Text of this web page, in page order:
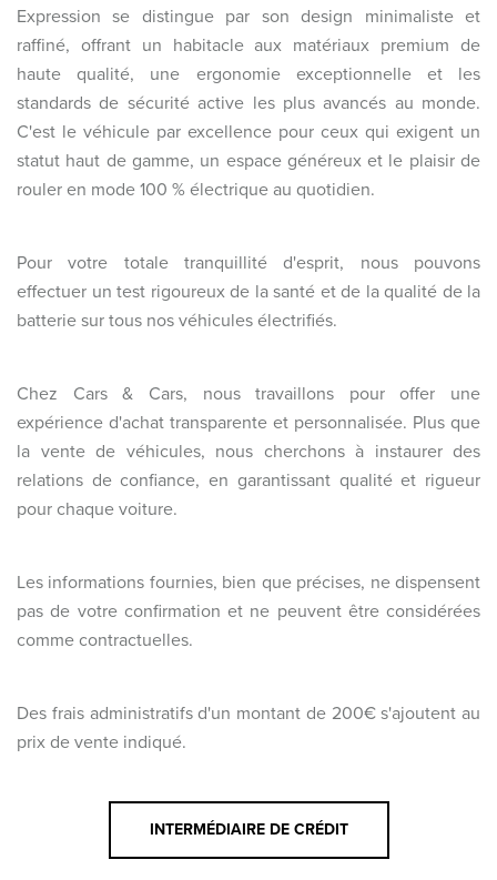
Expression se distingue par son design minimaliste et
raffiné, offrant un habitacle aux matériaux premium de
haute qualité, une ergonomie exceptionnelle et les
standards de sécurité active les plus avancés au monde.
C'est le véhicule par excellence pour ceux qui exigent un
statut haut de gamme, un espace généreux et le plaisir de
rouler en mode 100 % électrique au quotidien.
Pour votre totale tranquillité d'esprit, nous pouvons
effectuer un test rigoureux de la santé et de la qualité de la
batterie sur tous nos véhicules électrifiés.
Chez Cars & Cars, nous travaillons pour offer une
expérience d'achat transparente et personnalisée. Plus que
la vente de véhicules, nous cherchons à instaurer des
relations de confiance, en garantissant qualité et rigueur
pour chaque voiture.
Les informations fournies, bien que précises, ne dispensent
pas de votre confirmation et ne peuvent être considérées
comme contractuelles.
Des frais administratifs d'un montant de 200€ s'ajoutent au
prix de vente indiqué.
INTERMÉDIAIRE DE CRÉDIT